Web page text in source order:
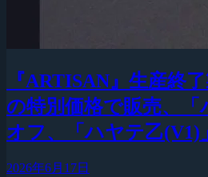
『ARTISAN』生産終
の特別価格で販売、「
オフ、「ハヤテ乙(V1)
2026年6月17日